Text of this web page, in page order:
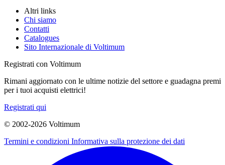
Altri links
Chi siamo
Contatti
Catalogues
Sito Internazionale di Voltimum
Registrati con Voltimum
Rimani aggiornato con le ultime notizie del settore e guadagna premi
per i tuoi acquisti elettrici!
Registrati qui
© 2002-2026 Voltimum
Termini e condizioni Informativa sulla protezione dei dati